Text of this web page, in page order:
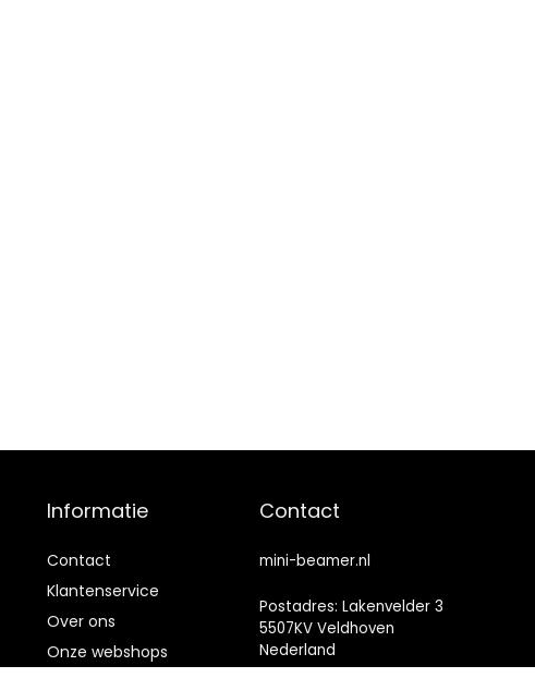
Informatie
Contact
Klantenservice
Over ons
Onze webshops
Contact
mini-beamer.nl
Postadres: Lakenvelder 3
5507KV Veldhoven
Nederland